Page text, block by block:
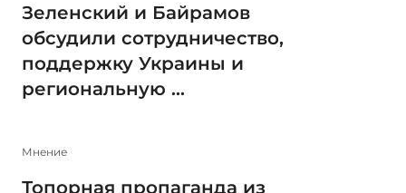
Зеленский и Байрамов
обсудили сотрудничество,
поддержку Украины и
региональную ...
Мнение
Топорная пропаганда из